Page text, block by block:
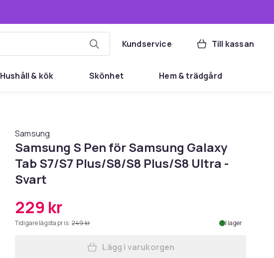
Kundservice Till kassan
Hushåll & kök Skönhet Hem & trädgård
Samsung
Samsung S Pen för Samsung Galaxy
Tab S7/S7 Plus/S8/S8 Plus/S8 Ultra -
Svart
229 kr
Tidigare lägsta pris: 249 kr I lager
Lägg till Samsung S Pen för
Lägg i varukorgen